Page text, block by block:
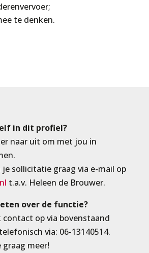
te denken.
in dit profiel?
naar uit om met jou in
sollicitatie graag via e-mail op
t.a.v. Heleen de Brouwer.
over de functie?
contact op via bovenstaand
via: 06-13140514.
meer!